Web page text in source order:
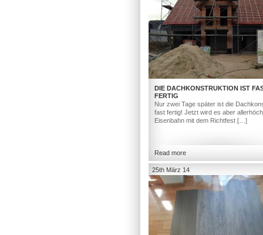
DIE DACHKONSTRUKTION IST
FERTIG
Nur zwei Tage später ist die
fast fertig! Jetzt wird es aber
Eisenbahn mit dem Richtfest […]
Read more
25th März 14